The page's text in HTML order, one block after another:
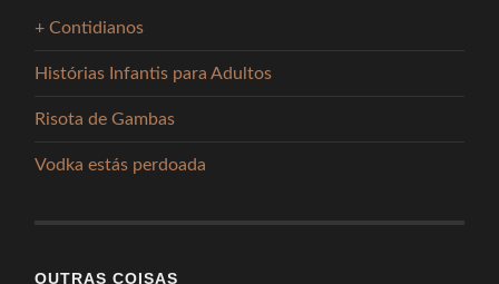
+ Contidianos
Histórias Infantis para Adultos
Risota de Gambas
Vodka estás perdoada
OUTRAS COISAS